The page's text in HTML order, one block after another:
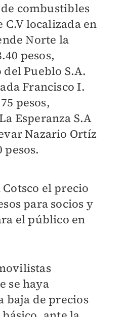
combustibles
C.V localizada en
Norte la
pesos,
Pueblo S.A.
Francisco I.
pesos,
Esperanza S.A
Nazario Ortíz
pesos.
el precio
para socios y
el público en
se haya
baja de precios